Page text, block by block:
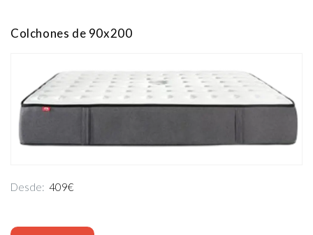
Colchones de 90x200
Desde: 409€